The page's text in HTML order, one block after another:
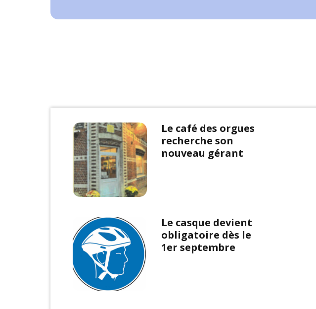
Le café des orgues
recherche son
nouveau gérant
Le casque devient
obligatoire dès le
1er septembre